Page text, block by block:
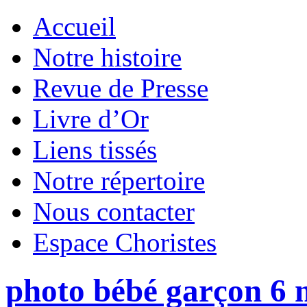
Accueil
Notre histoire
Revue de Presse
Livre d’Or
Liens tissés
Notre répertoire
Nous contacter
Espace Choristes
photo bébé garçon 6